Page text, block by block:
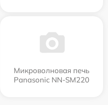
Микроволновая печь
Panasonic NN-SM220